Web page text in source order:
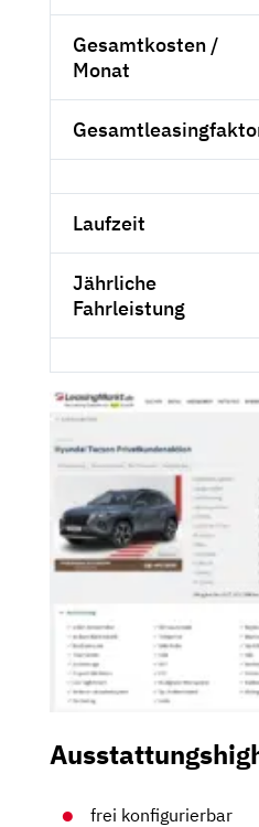
Gesamtkosten /
Monat
Laufzeit
Jährliche
Fahrleistung
frei konfigurierbar